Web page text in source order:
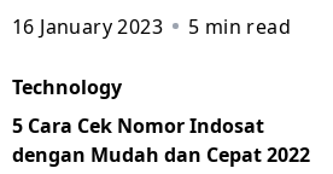
16 January 2023
5 min read
Technology
5 Cara Cek Nomor Indosat
dengan Mudah dan Cepat 2022